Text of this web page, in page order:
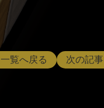
一覧へ戻る 次の記事